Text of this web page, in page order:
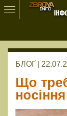
БЛОҐ |
Що